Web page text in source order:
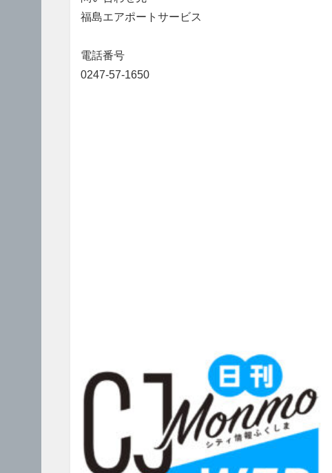
福島エアポートサービス
電話番号
0247-57-1650